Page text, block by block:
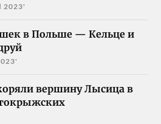
в Польше — Кельце и
вершину Лысица в